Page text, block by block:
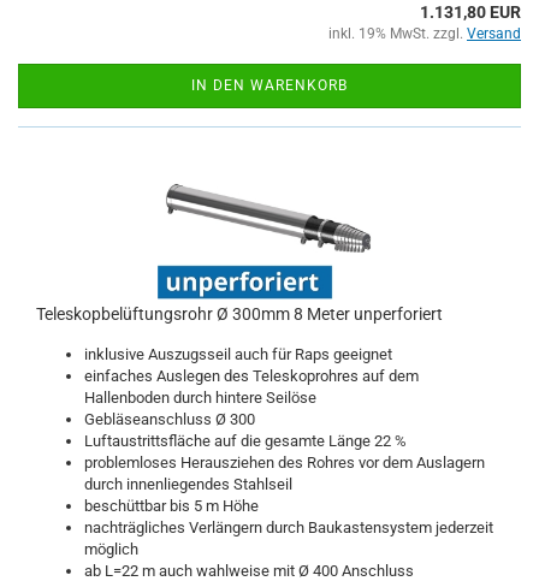
1.131,80 EUR
inkl. 19% MwSt. zzgl. Versand
IN DEN WARENKORB
Teleskopbelüftungsrohr Ø 300mm 8 Meter unperforiert
inklusive Auszugsseil auch für Raps geeignet
einfaches Auslegen des Teleskoprohres auf dem
Hallenboden durch hintere Seilöse
Gebläseanschluss Ø 300
Luftaustrittsfläche auf die gesamte Länge 22 %
problemloses Herausziehen des Rohres vor dem Auslagern
durch innenliegendes Stahlseil
beschüttbar bis 5 m Höhe
nachträgliches Verlängern durch Baukastensystem jederzeit
möglich
ab L=22 m auch wahlweise mit Ø 400 Anschluss